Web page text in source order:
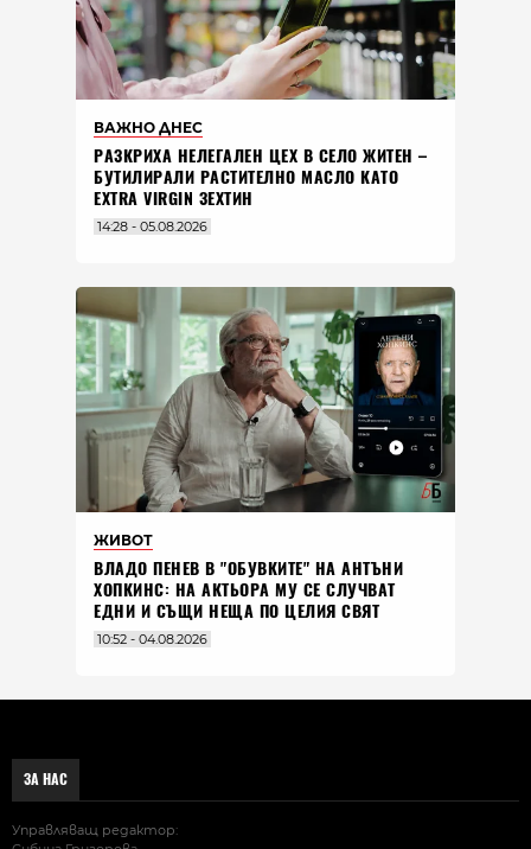
ВАЖНО ДНЕС
РАЗКРИХА НЕЛЕГАЛЕН ЦЕХ В СЕЛО ЖИТЕН –
БУТИЛИРАЛИ РАСТИТЕЛНО МАСЛО КАТО
EXTRA VIRGIN ЗЕХТИН
14:28 - 05.08.2026
ЖИВОТ
ВЛАДO ПЕНЕВ В "ОБУВКИТЕ" НА АНТЪНИ
ХОПКИНС: НА АКТЬОРА МУ СЕ СЛУЧВАТ
ЕДНИ И СЪЩИ НЕЩА ПО ЦЕЛИЯ СВЯТ
10:52 - 04.08.2026
ЗА НАС
Управляващ редактор: